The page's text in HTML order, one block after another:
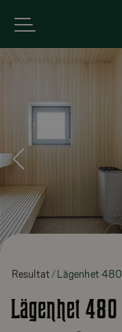
Resultat Lägenhet 480
Lägenhet 480